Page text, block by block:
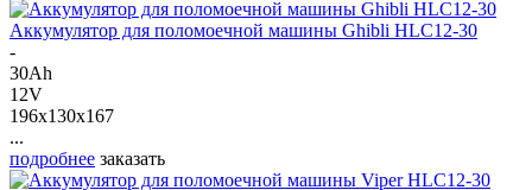
Аккумулятор для поломоечной машины Ghibli HLC12-30
-
30Ah
12V
196x130x167
...
подробнее заказать